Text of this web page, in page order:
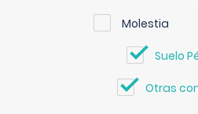
Molestia
Suelo
Otras